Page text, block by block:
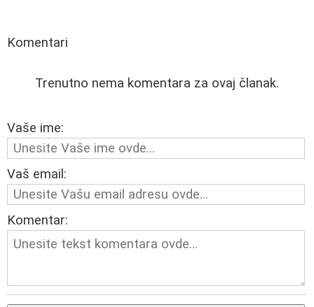
Komentari
Trenutno nema komentara za ovaj članak.
Vaše ime:
Vaš email:
Komentar: